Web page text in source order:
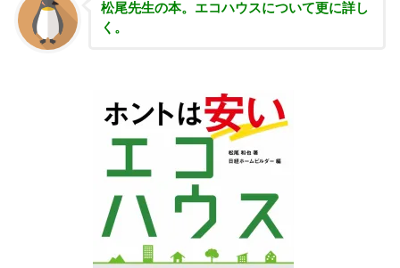
松尾先生の本。エコハウスについて更に詳し
く。